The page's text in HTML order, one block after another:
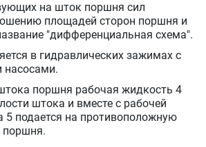
на шток поршня сил
площадей сторон поршня и
"дифференциальная схема".
в гидравлических зажимах с
насосами.
поршня рабочая жидкость 4
штока и вместе с рабочей
5 подается на противоположную
поршня.